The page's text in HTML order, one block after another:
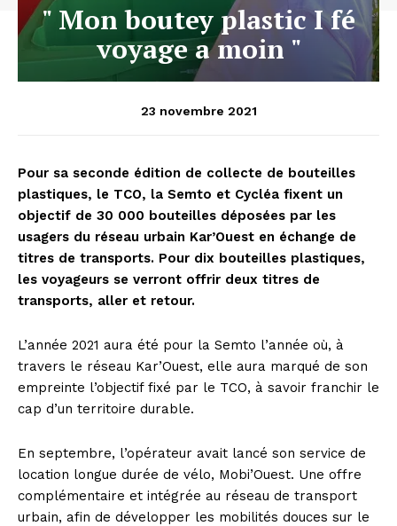
" Mon boutey plastic I fé
voyage a moin "
23 novembre 2021
Pour sa seconde édition de collecte de bouteilles
plastiques, le TCO, la Semto et Cycléa fixent un
objectif de 30 000 bouteilles déposées par les
usagers du réseau urbain Kar’Ouest en échange de
titres de transports. Pour dix bouteilles plastiques,
les voyageurs se verront offrir deux titres de
transports, aller et retour.
L’année 2021 aura été pour la Semto l’année où, à
travers le réseau Kar’Ouest, elle aura marqué de son
empreinte l’objectif fixé par le TCO, à savoir franchir le
cap d’un territoire durable.
En septembre, l’opérateur avait lancé son service de
location longue durée de vélo, Mobi’Ouest. Une offre
complémentaire et intégrée au réseau de transport
urbain, afin de développer les mobilités douces sur le